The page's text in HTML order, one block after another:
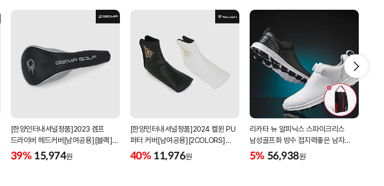
[한양인터내셔널정품]2023 겜프
드라이버 헤드커버[남여공용][블랙]
[HD-302]
39% 15,974원
[한양인터내셔널정품]2024 켈윈 PU
퍼터 커버[남여공용][2COLORS]
[KW-PC320]
40% 11,976원
리카타 뉴 알피닉스 스파이크리스
남성골프화 방수 접지력좋은 남자
골프신발 C27102/신발가방제공
5% 56,938원